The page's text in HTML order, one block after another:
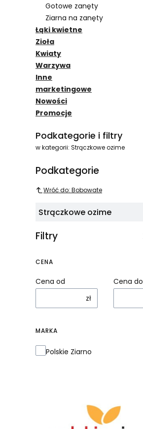
Gotowe zanęty
Ziarna na zanęty
Łąki kwietne
Zioła
Kwiaty
Warzywa
Inne
marketingowe
Nowości
Promocje
Podkategorie i filtry
w kategorii: Strączkowe ozime
Podkategorie
Wróć do: Bobowate
Strączkowe ozime
Filtry
CENA
Cena od
zł
Cena do
MARKA
Marka
Polskie Ziarno